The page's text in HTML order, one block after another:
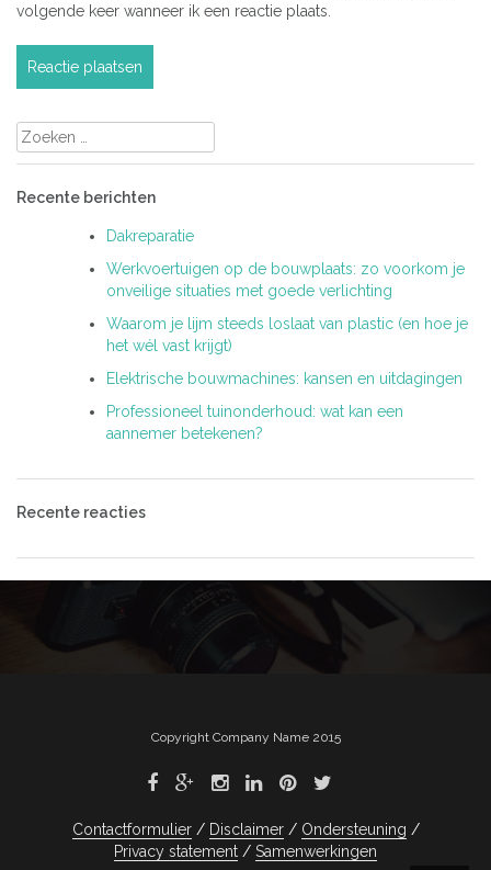
volgende keer wanneer ik een reactie plaats.
Zoeken
naar:
Recente berichten
Dakreparatie
Werkvoertuigen op de bouwplaats: zo voorkom je
onveilige situaties met goede verlichting
Waarom je lijm steeds loslaat van plastic (en hoe je
het wél vast krijgt)
Elektrische bouwmachines: kansen en uitdagingen
Professioneel tuinonderhoud: wat kan een
aannemer betekenen?
Recente reacties
Copyright Company Name 2015
Contactformulier Disclaimer
Ondersteuning
Privacy statement
Samenwerkingen